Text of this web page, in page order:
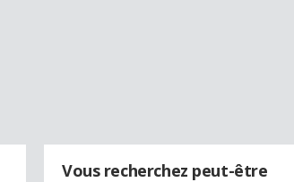
Vous recherchez peut-être